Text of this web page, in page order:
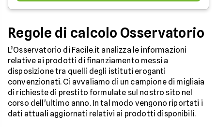
Regole di calcolo Osservatorio
L’Osservatorio di Facile.it analizza le informazioni
relative ai prodotti di finanziamento messi a
disposizione tra quelli degli istituti eroganti
convenzionati. Ci avvaliamo di un campione di migliaia
di richieste di prestito formulate sul nostro sito nel
corso dell'ultimo anno. In tal modo vengono riportati i
dati attuali aggiornati relativi ai prodotti disponibili.